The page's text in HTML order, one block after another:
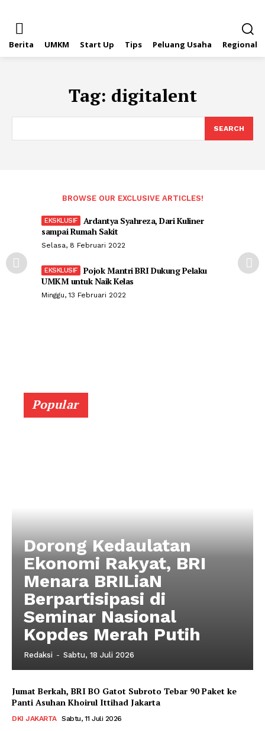
Berita UMKM Start Up Tips Peluang Usaha Regional
Tag: digitalent
SEARCH
BROWSE OUR EXCLUSIVE ARTICLES!
Ardantya Syahreza, Dari Kuliner
sampai Rumah Sakit
Selasa, 8 Februari 2022
Pojok Mantri BRI Dukung Pelaku
UMKM untuk Naik Kelas
Minggu, 13 Februari 2022
Popular
Dorong Kedaulatan
Ekonomi Rakyat, BRI
Menara BRILiaN
Berpartisipasi di
Seminar Nasional
Kopdes Merah Putih
Redaksi - Sabtu, 18 Juli 2026
Jumat Berkah, BRI BO Gatot Subroto Tebar 90 Paket ke
Panti Asuhan Khoirul Ittihad Jakarta
DKI JAKARTA Sabtu, 11 Juli 2026